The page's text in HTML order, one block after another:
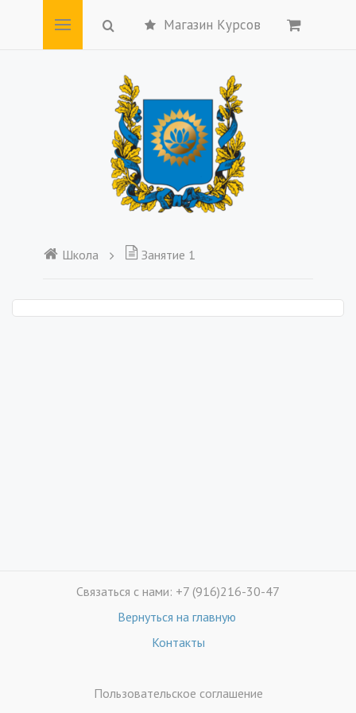
Магазин Курсов
Школа Занятие 1
Связаться с нами: +7 (916)216-30-47
Вернуться на главную
Контакты
Пользовательское соглашение